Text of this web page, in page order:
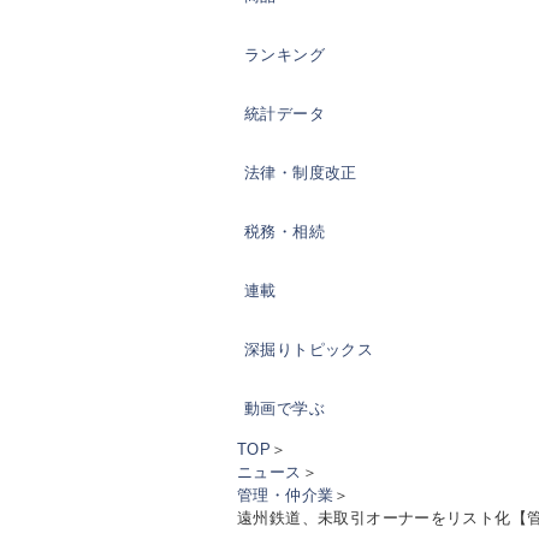
ランキング
統計データ
法律・制度改正
税務・相続
連載
深掘りトピックス
動画で学ぶ
TOP ＞
ニュース ＞
管理・仲介業 ＞
遠州鉄道、未取引オーナーをリスト化【